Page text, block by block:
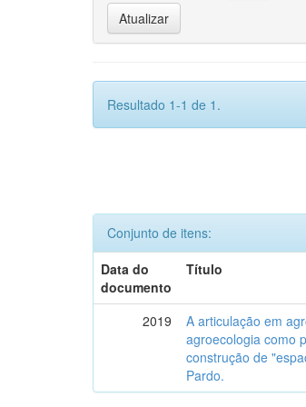
Resultado 1-1 de 1.
Conjunto de itens:
Data do
documento
Título
2019
A articulação em
agroecologia como
construção de
Pardo.